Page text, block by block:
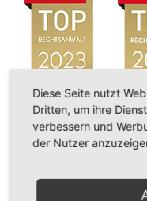
Diese Seite nutzt
Dritten, um ihre
verbessern und
der Nutzer